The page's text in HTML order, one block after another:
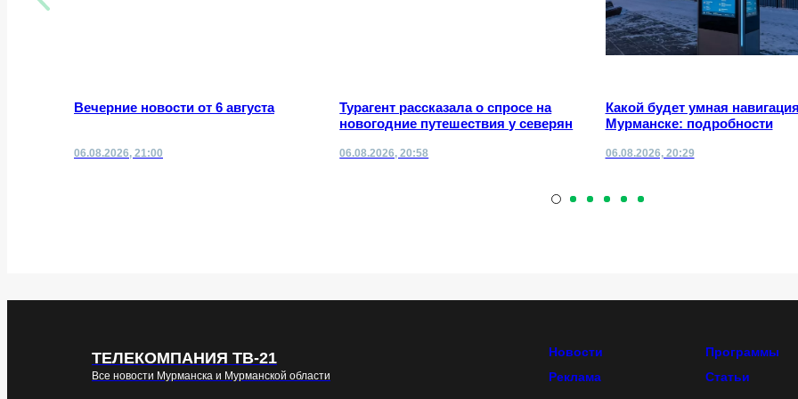
Вечерние новости от 6 августа
06.08.2026, 21:00
Турагент рассказала о спросе на
новогодние путешествия у северян
06.08.2026, 20:58
Какой будет умная
Мурманске: подробности
06.08.2026, 20:29
ТЕЛЕКОМПАНИЯ ТВ-21
Все новости Мурманска и Мурманской области
Новости Программы
Реклама
Статьи